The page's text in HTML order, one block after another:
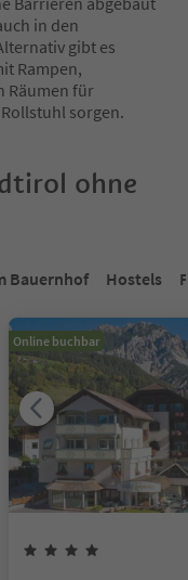
in den
gibt es
Rampen,
Räumen für
sorgen.
ohne
Bauernhof Hostels
Online buchbar